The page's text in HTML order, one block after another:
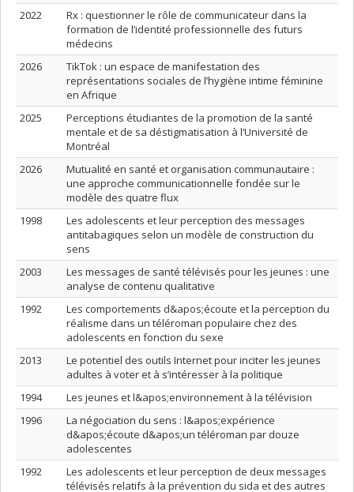
2022
Rx : questionner le rôle de communicateur dans la
formation de l’identité professionnelle des futurs
médecins
2026
TikTok : un espace de manifestation des
représentations sociales de l’hygiène intime féminine
en Afrique
2025
Perceptions étudiantes de la promotion de la santé
mentale et de sa déstigmatisation à l’Université de
Montréal
2026
Mutualité en santé et organisation communautaire :
une approche communicationnelle fondée sur le
modèle des quatre flux
1998
Les adolescents et leur perception des messages
antitabagiques selon un modèle de construction du
sens
2003
Les messages de santé télévisés pour les jeunes : une
analyse de contenu qualitative
1992
Les comportements d&apos;écoute et la perception du
réalisme dans un téléroman populaire chez des
adolescents en fonction du sexe
2013
Le potentiel des outils Internet pour inciter les jeunes
adultes à voter et à s’intéresser à la politique
1994
Les jeunes et l&apos;environnement à la télévision
1996
La négociation du sens : l&apos;expérience
d&apos;écoute d&apos;un téléroman par douze
adolescentes
1992
Les adolescents et leur perception de deux messages
télévisés relatifs à la prévention du sida et des autres